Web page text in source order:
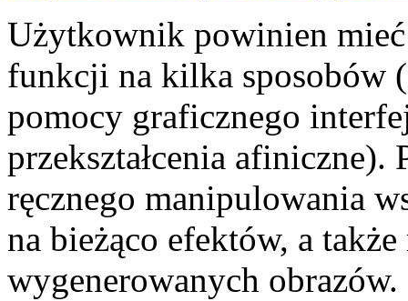
Użytkownik powinien
funkcji na kilka sposobów
pomocy graficznego
przekształcenia
ręcznego manipulowania
na bieżąco efektów, a
wygenerowanych obrazów.